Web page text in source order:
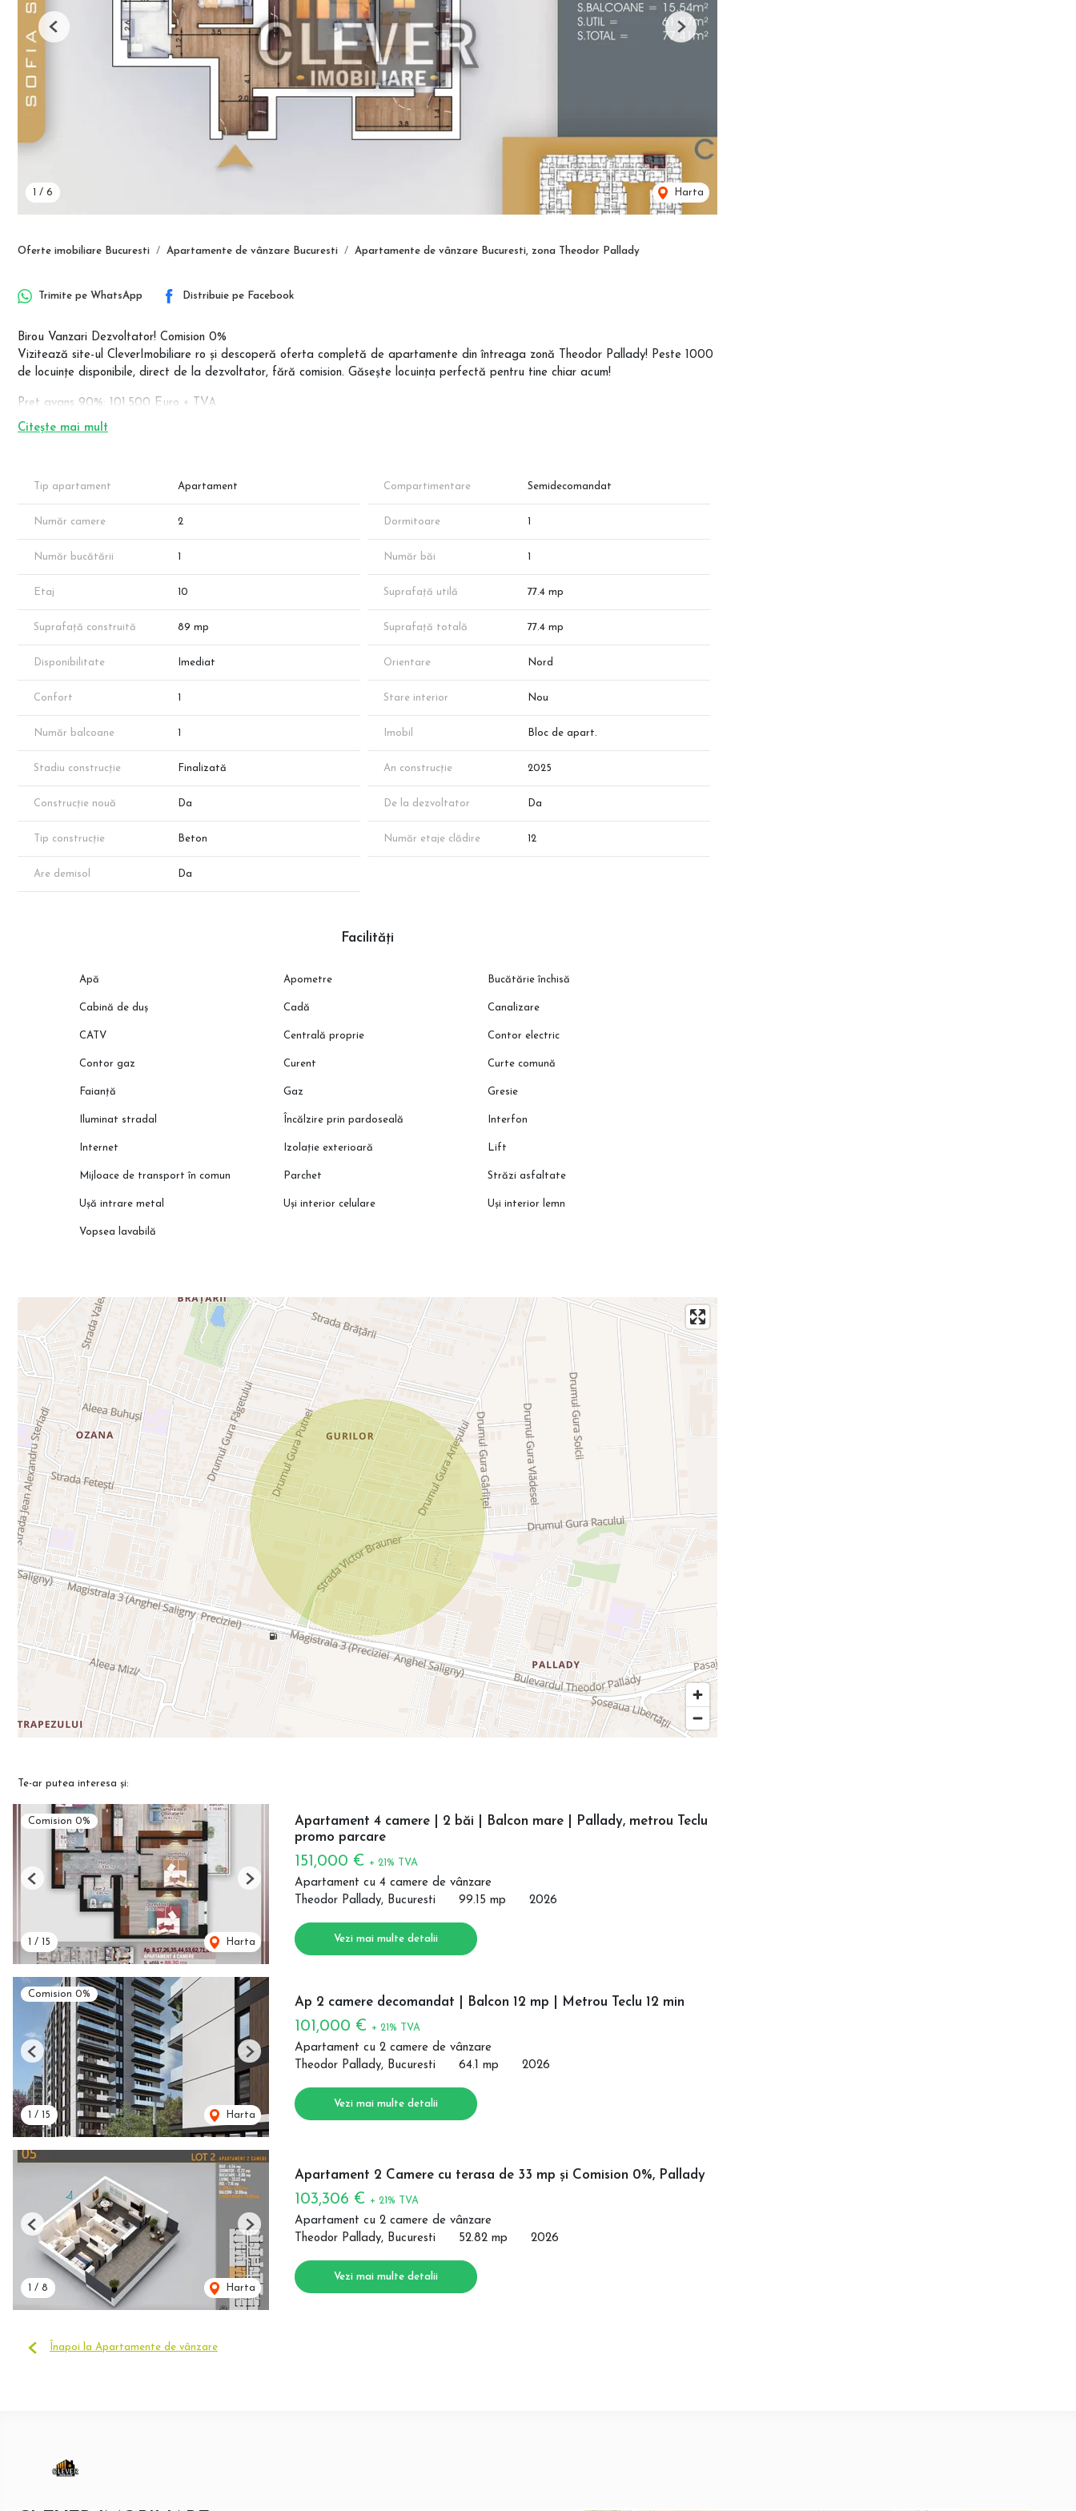
/ 6 Harta
Previous Next
Oferte imobiliare Bucuresti Apartamente de vânzare Bucuresti Apartamente de vânzare Bucuresti, zona Theodor Pallady
Trimite pe WhatsApp Distribuie pe Facebook
Birou Vanzari Dezvoltator! Comision 0%
Vizitează site-ul CleverImobiliare ro și descoperă oferta completă de apartamente din întreaga zonă Theodor Pallady! Peste 1000
de locuințe disponibile, direct de la dezvoltator, fără comision. Găsește locuința perfectă pentru tine chiar acum!
Pret avans 90%: 101.500 Euro + TVA
Pret avans 15%: 108.000 Euro + TVA
regasim locuri de parcare exterioare, iar la demisolul blocului regasim locuri de parcare acoperite. De asemenea aparamentele
beneficiaza de ferestre mari care sporesc luminozitatea naturala a fiecarui spatiu de locuit. Obiectivul dezvoltatorului acestui
proiect, este sa construiasca cu grija pentru calitate si cu respect pentru bugetul cumparatorilor.
Blocul se edifica in zona Theodor Pallady si dispune de acces facil la mijloacele de transport in comun, statia de Metrou Nicolae
Teclu fiind situata la o distanta de 700m fata de bloc (6-7 min. de mers pe jos) precum si acces la centrele comerciale prezente in
zona: Lidl, Mega Image, Carrefour, Auchan Titan, Auchan Pallady, Fashion House, Zona Comerciala Th. Pallady, s.a.; De asemenea,
in zona se afla licee, scoli si gradinite, atat de stat cat si private.
Apartamentul se vinde la gata, complet finisat (la standarde peste medie), cu centrala proprie de apartament, incalzire prin
pardoseala, bransat la toate utilitatile orasului (apa-canal, curent electric, gaze, cablu si internet), contorizat individual. Totodata
blocul este dotat si cu lift hidraulic de ultima generatie.
Fotografiile reprezinta propuneri de amenajare si sunt cu titlu de prezentare.
*Apartamentul prezentat face parte din portofoliul dezvoltatorului, însă disponibilitatea proprietăților poate varia în funcție de
vânzări.
*Suprafața apartamentului menționată în anunț este suprafața aproximativă conform schițelor de prezentare. Suprafața exacta va
reieși în urma măsurătorilor cadastrale.
Programeaza o vizionare cu reprezentantul direct al dezvoltatorului!
Citește mai mult
Tip apartament Apartament Compartimentare Semidecomandat
Număr camere 2 Dormitoare
Număr bucătării Număr băi
Etaj 10 Suprafață utilă 77.4 mp
Suprafață construită 89 mp Suprafață totală 77.4 mp
Disponibilitate Imediat Orientare Nord
Confort Stare interior Nou
Număr balcoane Imobil Bloc de apart.
Stadiu construcție Finalizată An construcție 2025
Construcție nouă Da De la dezvoltator Da
Tip construcție Beton Număr etaje clădire 12
Are demisol Da
Facilități
Apă Apometre Bucătărie închisă
Cabină de duș Cadă Canalizare
CATV Centrală proprie Contor electric
Contor gaz Curent Curte comună
Faianță Gaz Gresie
Iluminat stradal Încălzire prin pardoseală Interfon
Internet Izolație exterioară Lift
Mijloace de transport în comun Parchet Străzi asfaltate
Ușă intrare metal Uși interior celulare Uși interior lemn
Vopsea lavabilă
Te-ar putea interesa și:
Comision 0%
/ 15 Harta
Previous Next
Apartament 4 camere | 2 băi | Balcon mare | Pallady, metrou Teclu
promo parcare
151,000 € + 21% TVA
Apartament cu 4 camere de vânzare
Theodor Pallady, Bucuresti
99.15 mp 2026
Vezi mai multe detalii
Comision 0%
/ 15 Harta
Previous Next
Ap 2 camere decomandat | Balcon 12 mp | Metrou Teclu 12 min
101,000 € + 21% TVA
Apartament cu 2 camere de vânzare
Theodor Pallady, Bucuresti
64.1 mp 2026
Vezi mai multe detalii
/ 8 Harta
Previous Next
Apartament 2 Camere cu terasa de 33 mp și Comision 0%, Pallady
103,306 € + 21% TVA
Apartament cu 2 camere de vânzare
Theodor Pallady, Bucuresti
52.82 mp 2026
Vezi mai multe detalii
Înapoi la Apartamente de vânzare